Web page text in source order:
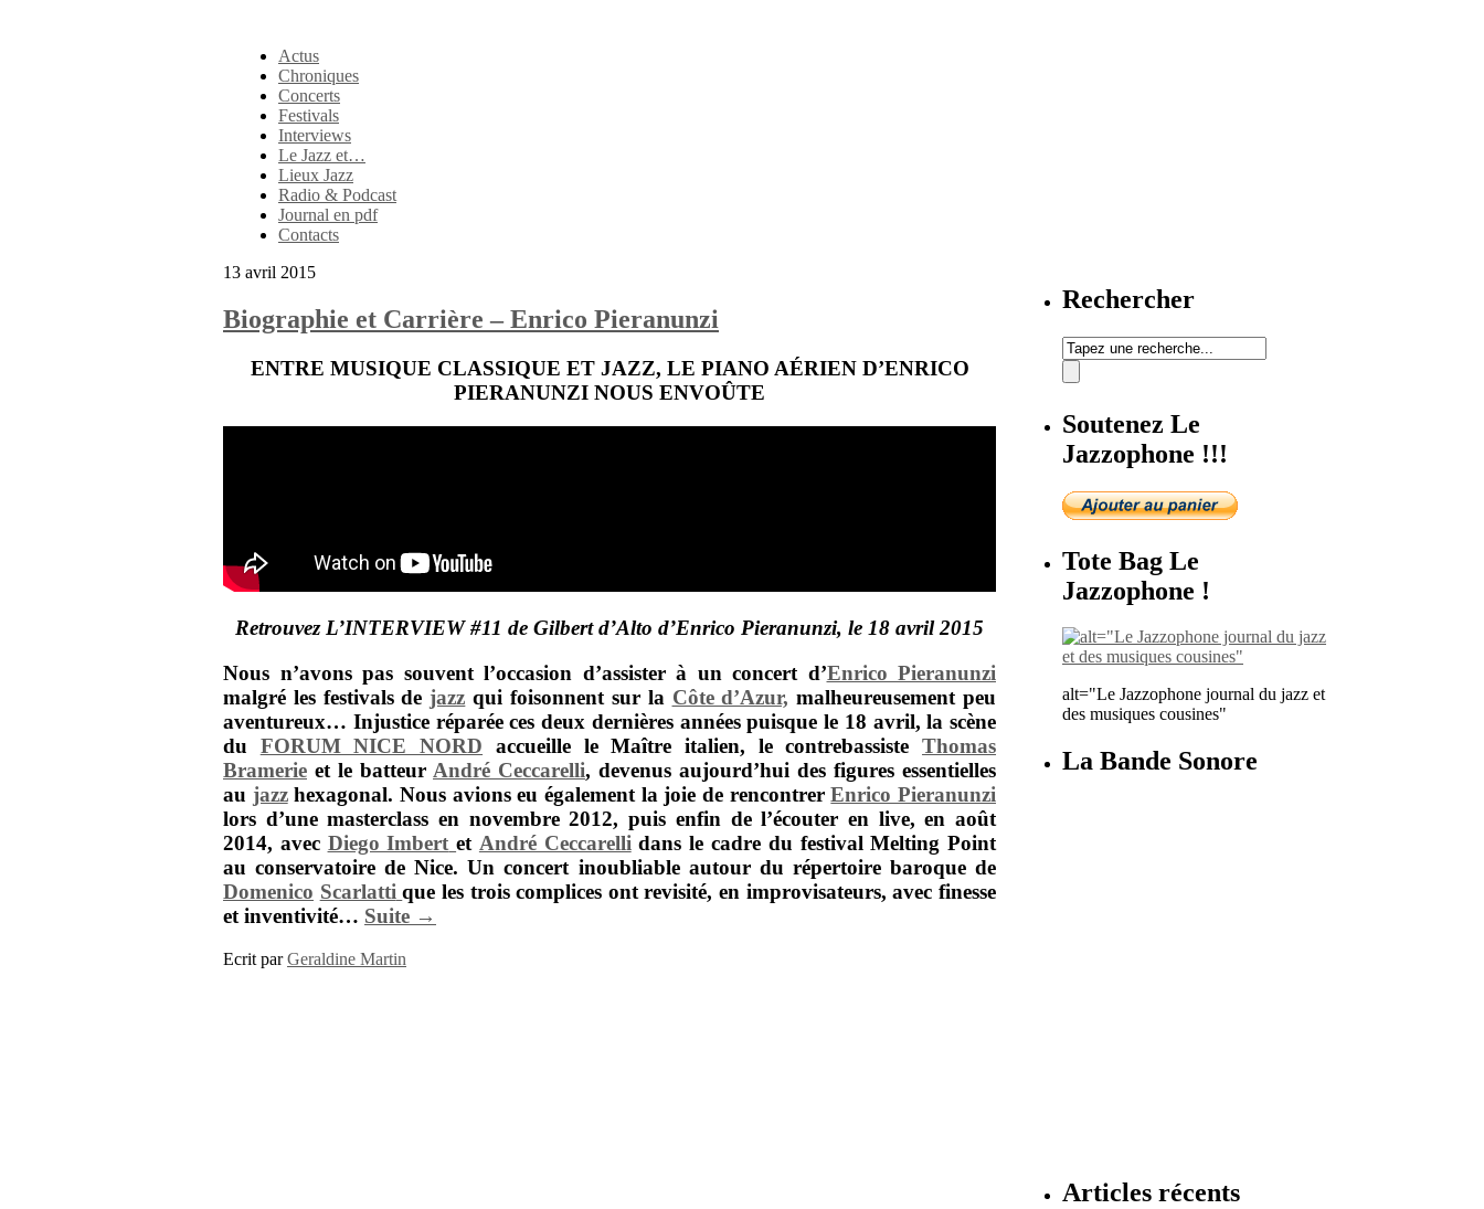
Actus
Chroniques
Concerts
Festivals
Interviews
Le Jazz et…
Lieux Jazz
Radio & Podcast
Journal en pdf
Contacts
13 avril 2015
Biographie et Carrière – Enrico Pieranunzi
ENTRE MUSIQUE CLASSIQUE ET JAZZ, LE PIANO AÉRIEN D’ENRICO
PIERANUNZI NOUS ENVOÛTE
Retrouvez L’INTERVIEW #11 de Gilbert d’Alto d’Enrico Pieranunzi, le 18 avril 2015
Nous n’avons pas souvent l’occasion d’assister à un concert d’Enrico Pieranunzi
malgré les festivals de jazz qui foisonnent sur la Côte d’Azur, malheureusement peu
aventureux… Injustice réparée ces deux dernières années puisque le 18 avril, la scène
du FORUM NICE NORD accueille le Maître italien, le contrebassisteThomas
Bramerie et le batteur André Ceccarelli, devenus aujourd’hui des figures essentielles
au jazzhexagonal. Nous avions eu également la joie de rencontrerEnrico Pieranunzi
lors d’une masterclass en novembre 2012, puis enfin de l’écouter en live, en août
2014, avec Diego Imbert et André Ceccarelli dans le cadre du festival Melting Point
au conservatoire de Nice. Un concert inoubliable autour du répertoire baroque de
Domenico Scarlatti que les trois complices ont revisité, en improvisateurs, avec finesse
et inventivité… Suite →
Ecrit parGeraldine Martin
Rechercher
Soutenez Le
Jazzophone !!!
Tote Bag Le
Jazzophone !
alt="Le Jazzophone journal du jazz et
des musiques cousines"
La Bande Sonore
Articles récents